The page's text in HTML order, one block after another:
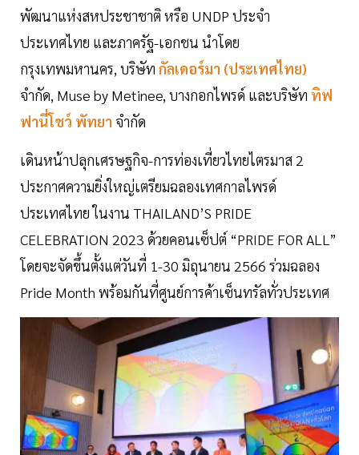
พัฒนาแห่งสหประชาชาติ หรือ UNDP ประจำ
ประเทศไทย และภาครัฐ-เอกชน นำโดย
กรุงเทพมหานคร, บริษัท กัลเดอร์มา (ประเทศไทย)
จำกัด, Muse by Metinee, บางกอกไพรด์ และบริษัท ทิฟ
ฟานี่โชว์ พัทยา จำกัด
เดินหน้าปลุกเศรษฐกิจ-การท่องเที่ยวไทยไตรมาส 2
ประกาศความยิ่งใหญ่เตรียมฉลองเทศกาลไพรด์
ประเทศไทย ในงาน THAILAND’S PRIDE
CELEBRATION 2023 ด้วยคอนเซ็ปต์ “PRIDE FOR ALL”
โดยจะจัดขึ้นตั้งแต่วันที่ 1-30 มิถุนายน 2566 ร่วมฉลอง
Pride Month พร้อมกันที่ศูนย์การค้าเซ็นทรัลทั่วประเทศ